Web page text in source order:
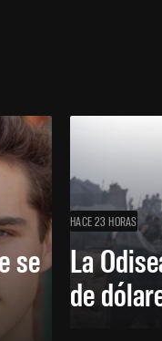
se
HACE 23 HORAS
La
de